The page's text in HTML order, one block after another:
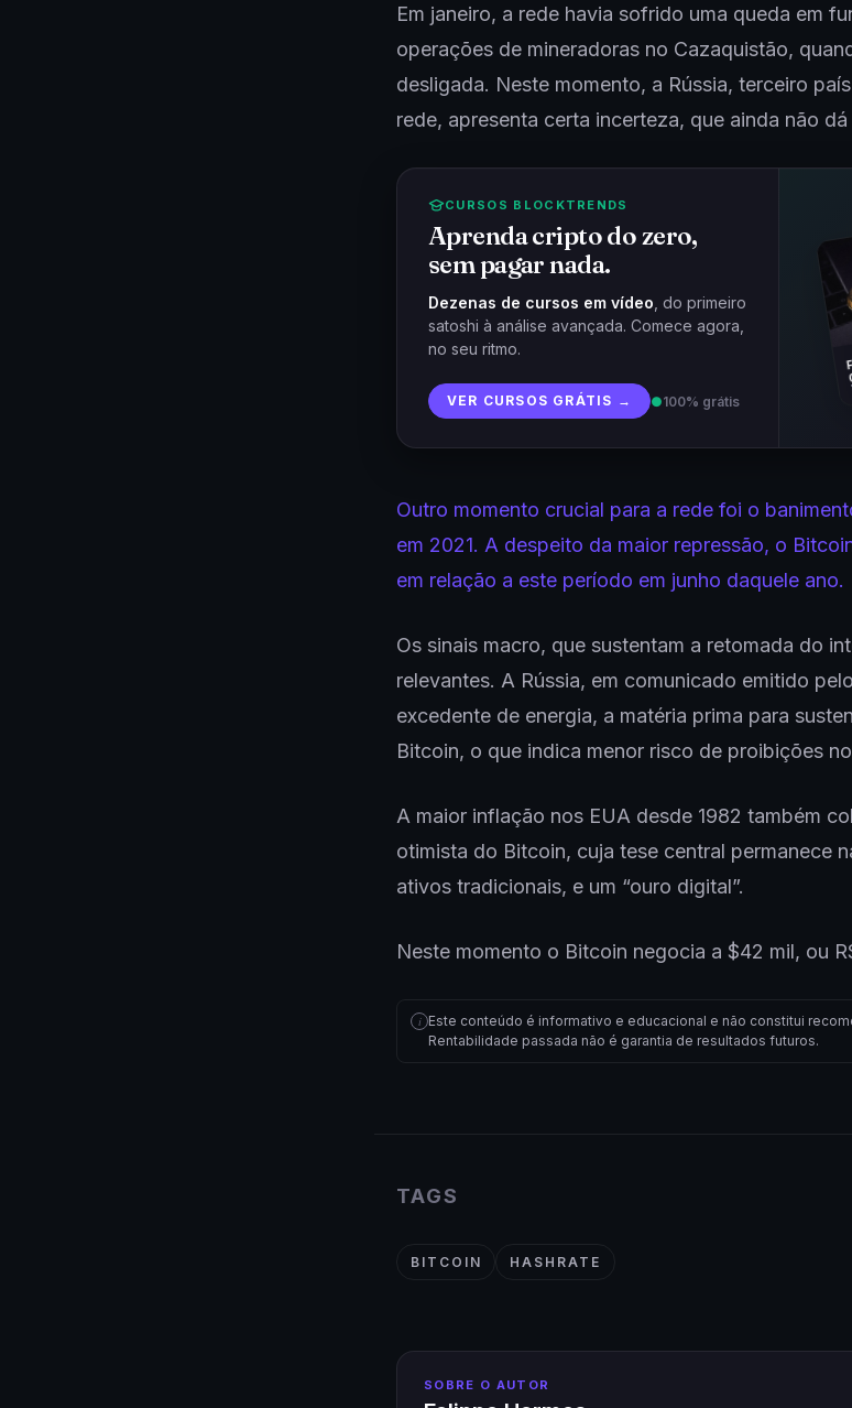
Em janeiro, a rede havia sofrido uma queda em
operações de mineradoras no Cazaquistão,
desligada. Neste momento, a Rússia, terceiro
rede, apresenta certa incerteza, que ainda não
CURSOS BLOCKTRENDS
Aprenda cripto do zero,
sem pagar nada.
Dezenas de cursos em vídeo, do primeiro
satoshi à análise avançada. Comece agora,
no seu ritmo.
VER CURSOS GRÁTIS → ●100% grátis
Outro momento crucial para a rede foi o
em 2021. A despeito da maior repressão, o
em relação a este período em junho daquele ano.
Os sinais macro, que sustentam a retomada do
relevantes. A Rússia, em comunicado emitido
excedente de energia, a matéria prima para
Bitcoin, o que indica menor risco de proibições
A maior inflação nos EUA desde 1982 também
otimista do Bitcoin, cuja tese central permanece
ativos tradicionais, e um “ouro digital”.
Neste momento o Bitcoin negocia a $42 mil, ou
i Este conteúdo é informativo e educacional e não constitui
Rentabilidade passada não é garantia de resultados futuros.
TAGS
BITCOIN HASHRATE
SOBRE O AUTOR